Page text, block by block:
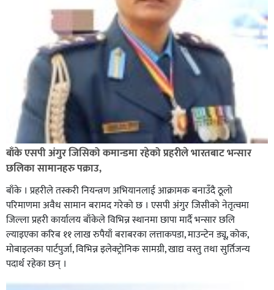
बाँके एसपी अंगुर जिसिको कमान्डमा रहेको प्रहरीले भारतबाट भन्सार
छलिका सामानहरु पक्राउ,
बाँके । प्रहरीले तस्करी नियन्त्रण अभियानलाई आक्रामक बनाउँदै ठूलो
परिमाणमा अवैध सामान बरामद गरेको छ । एसपी अंगुर जिसीको नेतृत्वमा
जिल्ला प्रहरी कार्यालय बाँकेले विभिन्न स्थानमा छापा मार्दै भन्सार छलि
ल्याइएका करिब ११ लाख रुपैयाँ बराबरका लत्ताकपडा, माउन्टेन ड्यू, कोक,
मोबाइलका पार्टपुर्जा, विभिन्न इलेक्ट्रोनिक सामग्री, खाद्य वस्तु तथा सुर्तिजन्य
पदार्थ रहेका छन् ।